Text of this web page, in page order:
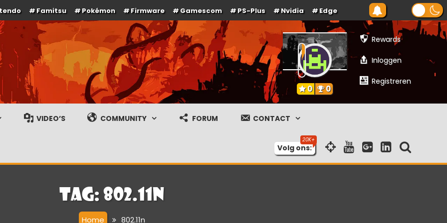
Famitsu Pokémon Firmware Gamescom PS-Plus Nvidia Edge
gameplay streams
Rewards
Inloggen
Registreren
0 0
VIDEO’S COMMUNITY FORUM CONTACT
Volg ons:
Tag: 802.11n
Home 802.11n